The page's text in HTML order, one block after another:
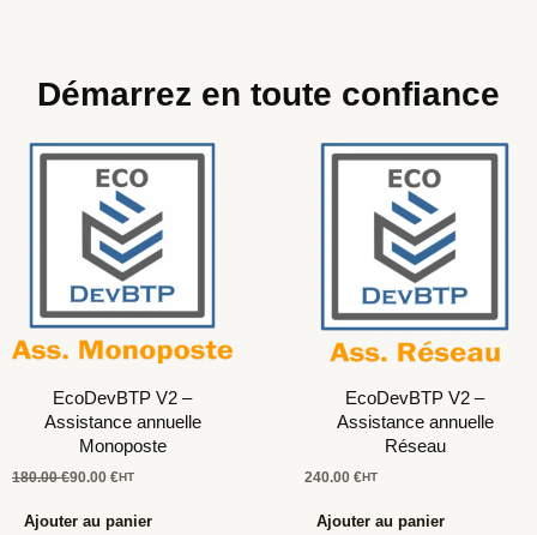
Démarrez en toute confiance
EcoDevBTP V2 –
Assistance annuelle
Monoposte
180.00€90.00 €HT
Ajouter au panier
EcoDevBTP V2 –
Assistance annuelle
Réseau
240.00 €HT
Ajouter au panier